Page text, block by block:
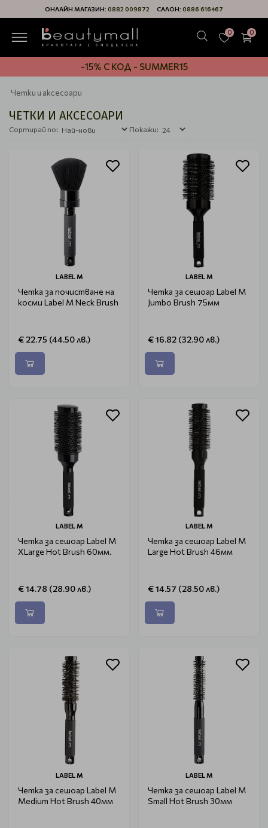
ОНЛАЙН МАГАЗИН: 0882 009872 САЛОН: 0886 616467
0 0
-15% С КОД - SUMMER15
Четки и аксесоари
ЧЕТКИ И АКСЕСОАРИ
Сортирай по: Покажи:
LABEL M
Четка за почистване на
косми Label M Neck Brush
€ 22.75 (44.50 лв.)
LABEL M
Четка за сешоар Label M
Jumbo Brush 75мм
€ 16.82 (32.90 лв.)
LABEL M
Четка за сешоар Label M
XLarge Hot Brush 60мм.
€ 14.78 (28.90 лв.)
LABEL M
Четка за сешоар Label M
Large Hot Brush 46мм
€ 14.57 (28.50 лв.)
LABEL M
Четка за сешоар Label M
Medium Hot Brush 40мм
LABEL M
Четка за сешоар Label M
Small Hot Brush 30мм